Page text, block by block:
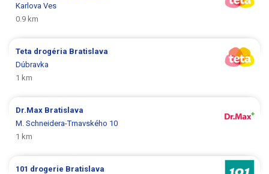
Karlova Ves
0.9 km
Teta drogéria Bratislava
Dúbravka
1 km
Dr.Max Bratislava
M. Schneidera-Trnavského 10
1 km
101 drogerie Bratislava